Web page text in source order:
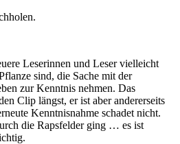
Leserinnen und Leser vielleicht
sind, die Sache mit der
zur Kenntnis nehmen. Das
Clip längst, er ist aber andererseits
Kenntnisnahme schadet nicht.
die Rapsfelder ging … es ist